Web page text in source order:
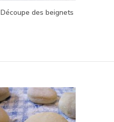
Découpe des beignets